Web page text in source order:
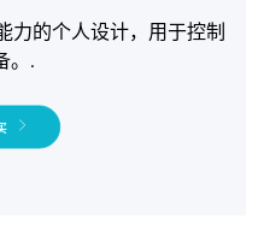
力的个人设计，用于控制
。.